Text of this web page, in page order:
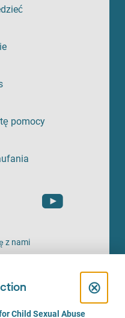
pomocy
z nami
⊗
C
l
Child Sexual Abuse